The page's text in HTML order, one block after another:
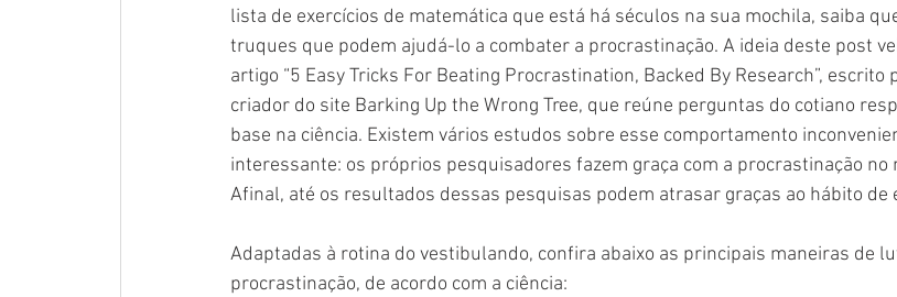
lista de exercícios de matemática que está há séculos na sua mochila, saiba
truques que podem ajudá-lo a combater a procrastinação. A ideia deste post
artigo “5 Easy Tricks For Beating Procrastination, Backed By Research”, escrito
criador do site Barking Up the Wrong Tree, que reúne perguntas do cotiano
base na ciência. Existem vários estudos sobre esse comportamento
interessante: os próprios pesquisadores fazem graça com a procrastinação no
Afinal, até os resultados dessas pesquisas podem atrasar graças ao hábito de
Adaptadas à rotina do vestibulando, confira abaixo as principais maneiras de
procrastinação, de acordo com a ciência: